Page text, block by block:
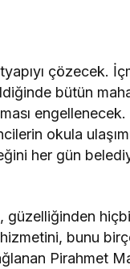
çözecek.
bütün
engellenecek.
okula
her gün
güzelliğinden
bunu
Pirahmet